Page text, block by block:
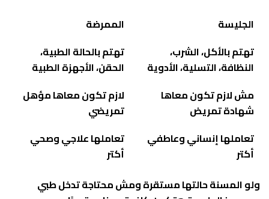
الجليسة
الممرضة
تهتم بالأكل، الشرب،
النظافة، التسلية، الأدوية
تهتم بالحالة الطبية،
الحقن، الأجهزة الطبية
مش لازم تكون معاها
شهادة تمريض
لازم تكون معاها مؤهل
تمريضي
تعاملها إنساني وعاطفي
أكتر
تعاملها علاجي وصحي
أكتر
ولو المسنة حالتها مستقرة ومش محتاجة تدخل طبي